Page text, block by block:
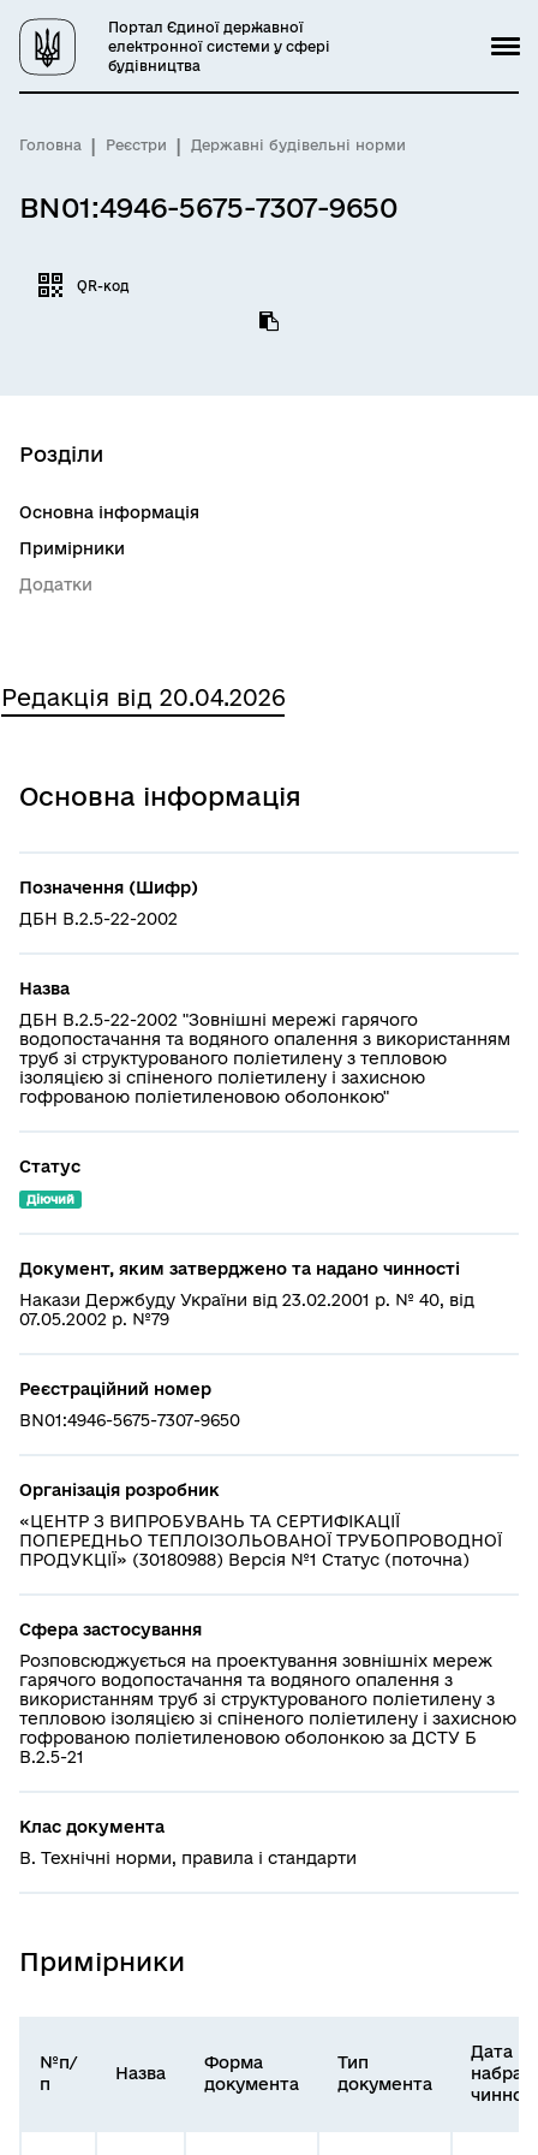
Портал Єдиної державної
електронної системи у сфері
будівництва
Головна Реєстри Державні будівельні норми
BN01:4946-5675-7307-9650
QR-код
Редакція від 20.04.2026
Основна інформація
Позначення (Шифр)
ДБН В.2.5-22-2002
Назва
ДБН В.2.5-22-2002 "Зовнішні мережі гарячого
водопостачання та водяного опалення з використанням
труб зі структурованого поліетилену з тепловою
ізоляцією зі спіненого поліетилену і захисною
гофрованою поліетиленовою оболонкою"
Статус
Діючий
Документ, яким затверджено та надано чинності
Накази Держбуду України від 23.02.2001 р. № 40, від
07.05.2002 р. №79
Реєстраційний номер
BN01:4946-5675-7307-9650
Організація розробник
«ЦЕНТР З ВИПРОБУВАНЬ ТА СЕРТИФІКАЦІЇ
ПОПЕРЕДНЬО ТЕПЛОІЗО­ЛЬОВАНОЇ ТРУБОПРОВОДНОЇ
ПРОДУКЦІЇ» (30180988) Версія №1 Статус (поточна)
Сфера застосування
Розповсюджується на проектування зовнішніх мереж
гарячого водопостачання та водяного опалення з
використанням труб зі структурованого поліетилену з
тепловою ізоляцією зі спіненого поліетилену і захисною
гофрованою поліетиленовою оболонкою за ДСТУ Б
В.2.5-21
Клас документа
В. Технічні норми, правила і стандарти
Примірники
№п/
п
Назва
Форма
документа
Тип
документа
Дата
Розділи
Основна інформація
Примірники
Додатки